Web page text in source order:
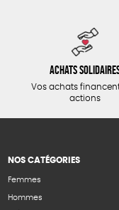
Achats
Vos achats
actions
NOS CATÉGORIES
Femmes
Hommes